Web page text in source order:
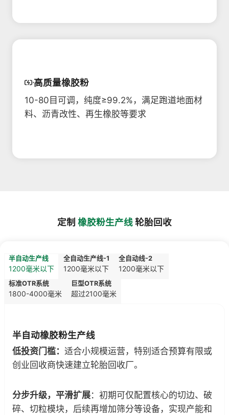
高质量橡胶粉
10-80目可调，纯度≥99.2%，满足跑道地面材
料、沥青改性、再生橡胶等要求
定制 橡胶粉生产线轮胎回收
半自动生产线
1200毫米以下
全自动生产线-1
1200毫米以下
全自动线-2
1200毫米以下
标准OTR系统
1800-4000毫米
巨型OTR系统
超过2100毫米
半自动橡胶粉生产线
低投资门槛： 适合小规模运营，特别适合预算有限或
创业回收商快速建立轮胎回收厂。
分步升级，平滑扩展：初期可仅配置核心的切边、破
碎、切粒模块，后续再增加筛分等设备，实现产能和